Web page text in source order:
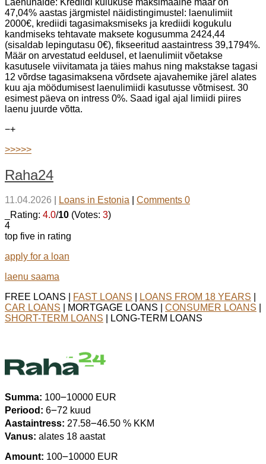
47,04% aastas järgmistel näidistingimustel: laenulimiit
2000€, krediidi tagasimaksmiseks ja krediidi kogukulu
kandmiseks tehtavate maksete kogusumma 2424,44
(sisaldab lepingutasu 0€), fikseeritud aastaintress 39,1794%.
Määr on arvestatud eeldusel, et laenulimiit võetakse
kasutusele viivitamata ja täies mahus ning makstakse tagasi
12 võrdse tagasimaksena võrdsete ajavahemike järel alates
kuu aja möödumisest laenulimiidi kasutusse võtmisest. 30
esimest päeva on intress 0%. Saad igal ajal limiidi piires
laenu juurde võtta.
−+
>>>>>
Raha24
11.04.2026 Loans in Estonia
Comments 0
_Rating: 4.0/10 (Votes: 3)
4
top five in rating
apply for a loan
laenu saama
FREE LOANS |
FAST LOANS LOANS FROM 18 YEARS
CAR LOANS | MORTGAGE LOANS | CONSUMER LOANS
SHORT-TERM LOANS | LONG-TERM LOANS
Summa: 100౼10000 EUR
Periood: 6౼72 kuud
Aastaintress: 27.58౼46.50 % KKM
Vanus: alates 18 aastat
Amount: 100౼10000 EUR